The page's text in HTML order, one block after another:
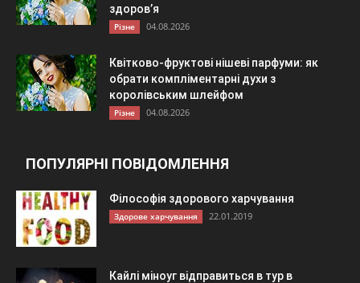
здоров’я
Різне 04.08.2026
Квітково-фруктові нішеві парфуми: як
обрати компліментарні духи з
королівським шлейфом
Різне 04.08.2026
ПОПУЛЯРНІ ПОВІДОМЛЕННЯ
Філософія здорового харчування
Здорове харчування 22.01.2019
Кайлі міноуг відправиться в тур в